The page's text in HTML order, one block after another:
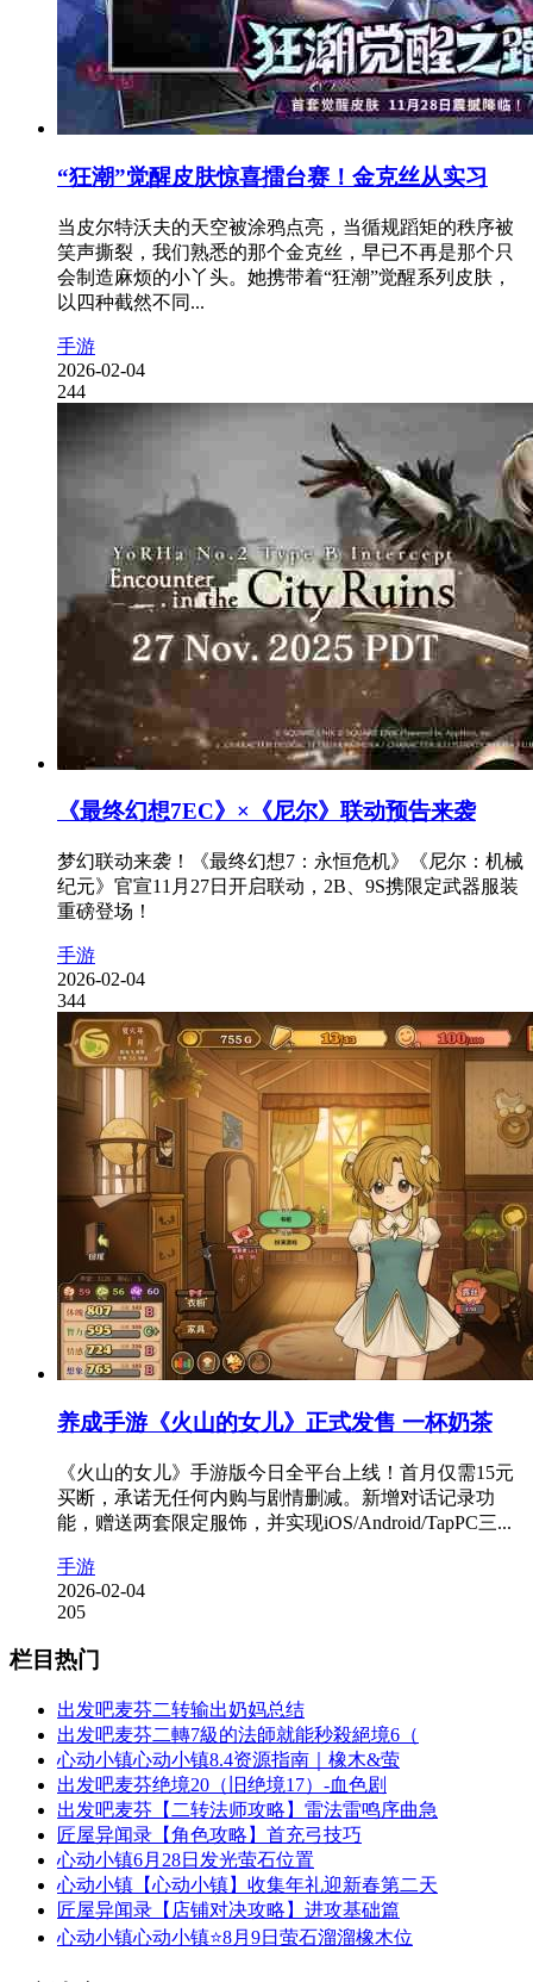
“狂潮”觉醒皮肤惊喜擂台赛！金克丝从实习
当皮尔特沃夫的天空被涂鸦点亮，当循规蹈矩的秩序被
笑声撕裂，我们熟悉的那个金克丝，早已不再是那个只
会制造麻烦的小丫头。她携带着“狂潮”觉醒系列皮肤，
以四种截然不同...
手游
2026-02-04
244
《最终幻想7EC》×《尼尔》联动预告来袭
梦幻联动来袭！《最终幻想7：永恒危机》《尼尔：机械
纪元》官宣11月27日开启联动，2B、9S携限定武器服装
重磅登场！
手游
2026-02-04
344
养成手游《火山的女儿》正式发售 一杯奶茶
《火山的女儿》手游版今日全平台上线！首月仅需15元
买断，承诺无任何内购与剧情删减。新增对话记录功
能，赠送两套限定服饰，并实现iOS/Android/TapPC三...
手游
2026-02-04
205
栏目热门
出发吧麦芬二转输出奶妈总结
出发吧麦芬二轉7級的法師就能秒殺絕境6（
心动小镇心动小镇8.4资源指南｜橡木&萤
出发吧麦芬绝境20（旧绝境17）-血色剧
出发吧麦芬【二转法师攻略】雷法雷鸣序曲急
匠屋异闻录【角色攻略】首充弓技巧
心动小镇6月28日发光萤石位置
心动小镇【心动小镇】收集年礼迎新春第二天
匠屋异闻录【店铺对决攻略】进攻基础篇
心动小镇心动小镇⭐8月9日萤石溜溜橡木位